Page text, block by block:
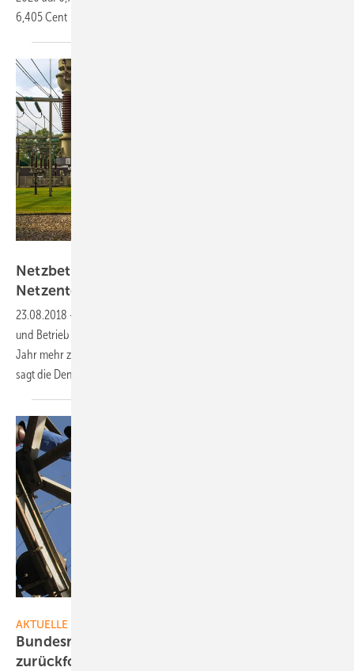
6,405Cent
Netzbetreiber verlangen oft überhöhte
Netzentgelte
23.08.2018 -
und Betrieb der Stromnetze wohl mehrere hundert Millionen Euro im
Jahr mehr zahlen als gesetzlich nötig. Dafür mehren sich die Indizien,
sagt die Denkfabrik Agora
AKTUELLE MELDUNGEN
Bundesnetzagentur muss befreite Netzentgelte
zurückfordern